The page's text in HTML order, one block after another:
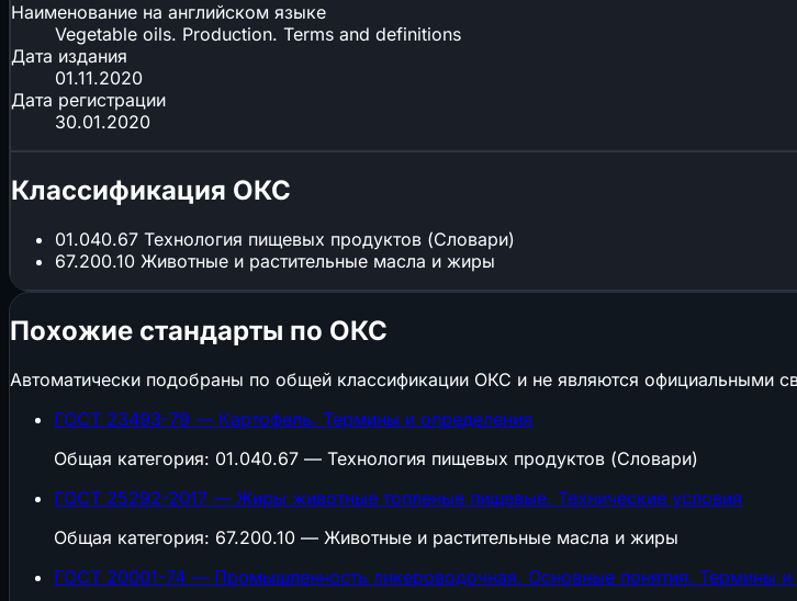
Наименование на английском языке
Vegetable oils. Production. Terms and definitions
Дата издания
01.11.2020
Дата регистрации
30.01.2020
Классификация ОКС
01.040.67 Технология пищевых продуктов (Словари)
67.200.10 Животные и растительные масла и жиры
Похожие стандарты по ОКС
Автоматически подобраны по общей классификации ОКС и не являются официальными
ГОСТ 23493-79 — Картофель. Термины и определения
Общая категория: 01.040.67 — Технология пищевых продуктов (Словари)
ГОСТ 25292-2017 — Жиры животные топленые пищевые. Технические условия
Общая категория: 67.200.10 — Животные и растительные масла и жиры
ГОСТ 20001-74 — Промышленность ликероводочная. Основные понятия. Термины и